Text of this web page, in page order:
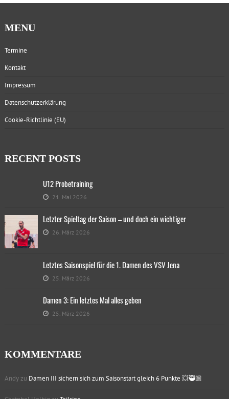
MENU
Termine
Kontakt
Impressum
Datenschutzerklärung
Cookie-Richtlinie (EU)
RECENT POSTS
U12 Probetraining
21. Mai 2026
Letzter Spieltag der Saison – und doch ein wichtiger
26. März 2026
Letztes Saisonspiel für die 1. Damen des VSV Jena
25. März 2026
Damen 3: Ein letztes Mal alles geben
25. März 2026
KOMMENTARE
Andyzu Damen III sichern sich zum Saisonstart gleich 6 Punkte 💥🥷🏼